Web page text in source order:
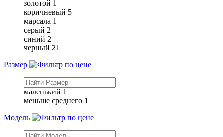
золотой 1
коричневый 5
марсала 1
серый 2
синий 2
черный 21
Размер
маленький 1
меньше среднего 1
Модель